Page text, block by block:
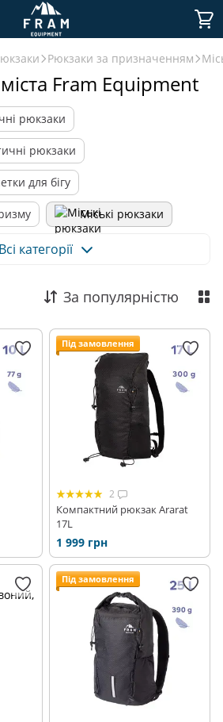
Рюкзаки за призначенням
Fram Equipment
рюкзаки
рюкзаки
для бігу
Міські рюкзаки
денних походів
в кишеню
Всі категорії
За популярністю
Під замовлення
2
Компактний рюкзак Ararat
17L
1 999 грн
Під замовлення